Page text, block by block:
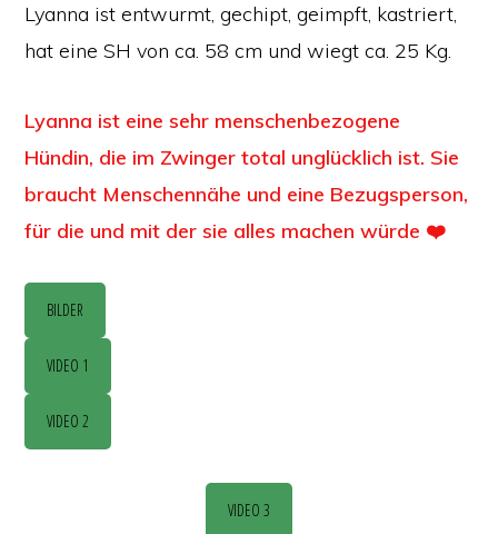
Lyanna ist entwurmt, gechipt, geimpft, kastriert,
hat eine SH von ca. 58 cm und wiegt ca. 25 Kg.
Lyanna ist eine sehr menschenbezogene
Hündin, die im Zwinger total unglücklich ist. Sie
braucht Menschennähe und eine Bezugsperson,
für die und mit der sie alles machen würde ❤️
BILDER
VIDEO 1
VIDEO 2
VIDEO 3